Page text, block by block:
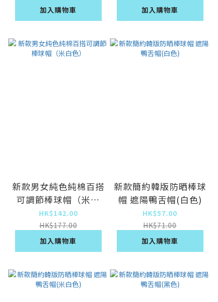
加入購物車
加入購物車
新款男女純色純棉百搭
可調節棒球帽（米白
色）
HK$142.00
HK$177.00
加入購物車
新款簡約韓版防晒棒球
帽 遮陽鴨舌帽(白色)
HK$57.00
HK$71.00
加入購物車